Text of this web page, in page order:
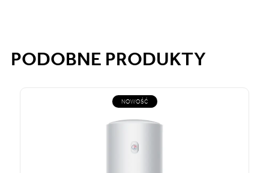
PODOBNE PRODUKTY
NOWOŚĆ